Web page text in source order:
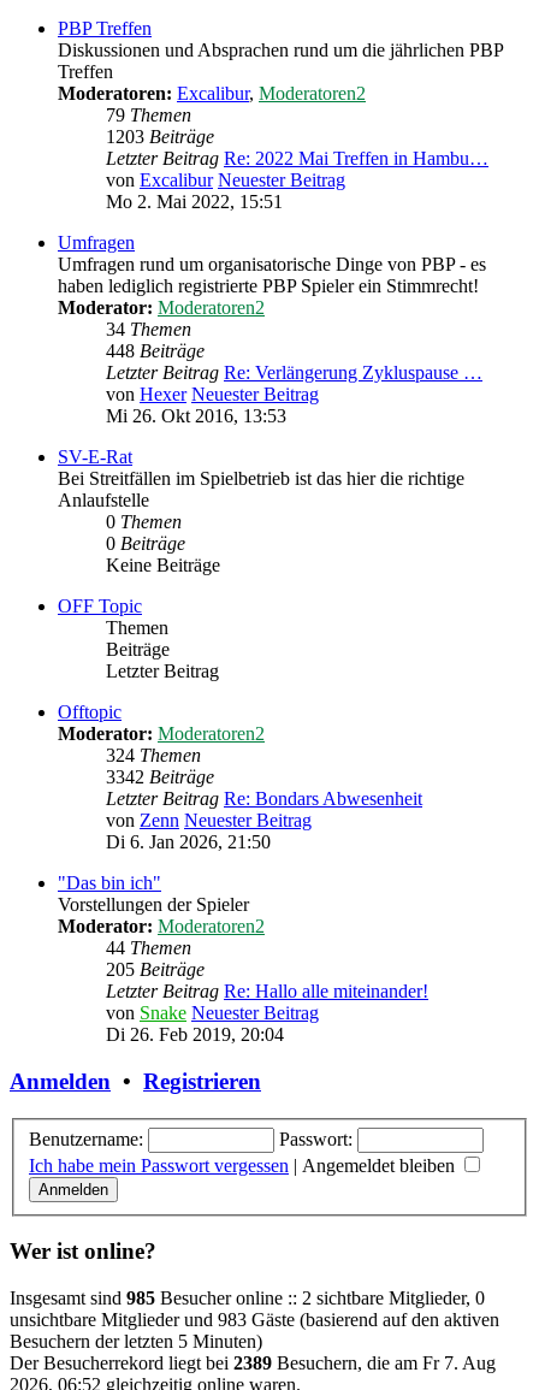
PBP Treffen
Diskussionen und Absprachen rund um die jährlichen PBP
Treffen
Moderatoren: Excalibur, Moderatoren2
79 Themen
1203 Beiträge
Letzter Beitrag Re: 2022 Mai Treffen in Hambu…
von Excalibur Neuester Beitrag
Mo 2. Mai 2022, 15:51
Umfragen
Umfragen rund um organisatorische Dinge von PBP - es
haben lediglich registrierte PBP Spieler ein Stimmrecht!
Moderator: Moderatoren2
34 Themen
448 Beiträge
Letzter Beitrag Re: Verlängerung Zykluspause …
von Hexer Neuester Beitrag
Mi 26. Okt 2016, 13:53
SV-E-Rat
Bei Streitfällen im Spielbetrieb ist das hier die richtige
Anlaufstelle
0 Themen
0 Beiträge
Keine Beiträge
OFF Topic
Themen
Beiträge
Letzter Beitrag
Offtopic
Moderator: Moderatoren2
324 Themen
3342 Beiträge
Letzter Beitrag Re: Bondars Abwesenheit
von Zenn Neuester Beitrag
Di 6. Jan 2026, 21:50
"Das bin ich"
Vorstellungen der Spieler
Moderator: Moderatoren2
44 Themen
205 Beiträge
Letzter Beitrag Re: Hallo alle miteinander!
von Snake Neuester Beitrag
Di 26. Feb 2019, 20:04
Anmelden • Registrieren
Benutzername:
Passwort:
Ich habe mein Passwort vergessen | Angemeldet bleiben
Wer ist online?
Insgesamt sind 985 Besucher online :: 2 sichtbare Mitglieder, 0
unsichtbare Mitglieder und 983 Gäste (basierend auf den aktiven
Besuchern der letzten 5 Minuten)
Der Besucherrekord liegt bei 2389 Besuchern, die am Fr 7. Aug
2026, 06:52 gleichzeitig online waren.